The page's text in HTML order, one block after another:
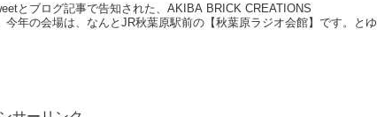
とブログ記事で告知された、AKIBA BRICK CREATIONS
今年の会場は、なんとJR秋葉原駅前の【秋葉原ラジオ会館】です。とゆ